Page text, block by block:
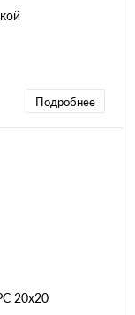
Подробнее
20х20